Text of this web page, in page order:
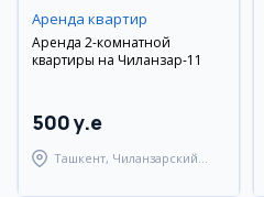
Аренда квартир
Аренда 2-комнатной
квартиры на Чиланзар-11
500 y.e
Ташкент, Чиланзарский